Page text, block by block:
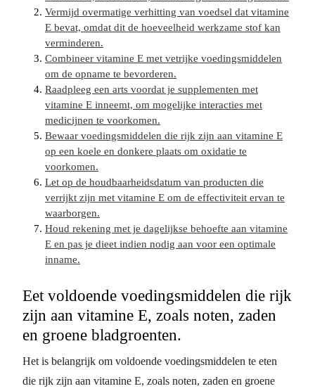
Vermijd overmatige verhitting van voedsel dat vitamine
E bevat, omdat dit de hoeveelheid werkzame stof kan
verminderen.
Combineer vitamine E met vetrijke voedingsmiddelen
om de opname te bevorderen.
Raadpleeg een arts voordat je supplementen met
vitamine E inneemt, om mogelijke interacties met
medicijnen te voorkomen.
Bewaar voedingsmiddelen die rijk zijn aan vitamine E
op een koele en donkere plaats om oxidatie te
voorkomen.
Let op de houdbaarheidsdatum van producten die
verrijkt zijn met vitamine E om de effectiviteit ervan te
waarborgen.
Houd rekening met je dagelijkse behoefte aan vitamine
E en pas je dieet indien nodig aan voor een optimale
inname.
Eet voldoende voedingsmiddelen die rijk
zijn aan vitamine E, zoals noten, zaden
en groene bladgroenten.
Het is belangrijk om voldoende voedingsmiddelen te eten
die rijk zijn aan vitamine E, zoals noten, zaden en groene